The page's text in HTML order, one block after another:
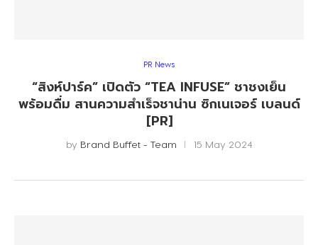
PR News
“สิงห์ปาร์ค” เปิดตัว “TEA INFUSE” ชาชงเย็น
พร้อมดื่ม สานความสำเร็จชาน่าน ซิกเนเจอร์ เบลนด์
[PR]
by Brand Buffet - Team 15 May 2024